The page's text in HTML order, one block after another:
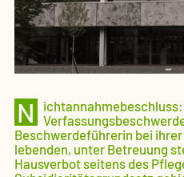
N
Beschwerdeführerin bei
lebenden, unter Betreuung
Hausverbot seitens des